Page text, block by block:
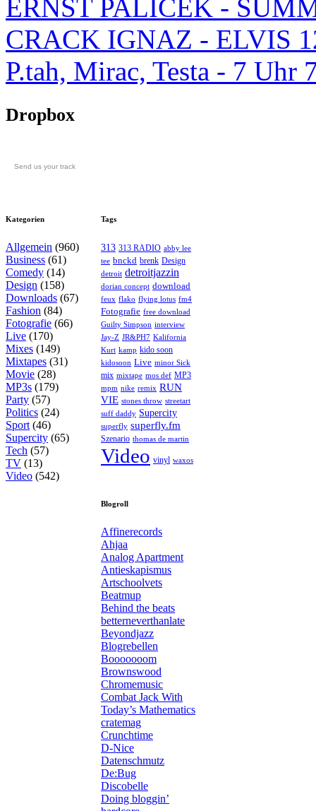
ERNST PALICEK -
CRACK IGNAZ - ELVIS
P.tah, Mirac, Testa - 7
Dropbox
Send us your track
Kategorien
Allgemein (960)
Business (61)
Comedy (14)
Design (158)
Downloads (67)
Fashion (84)
Fotografie (66)
Live (170)
Mixes (149)
Mixtapes (31)
Movie (28)
MP3s (179)
Party (57)
Politics (24)
Sport (46)
Supercity (65)
Tech (57)
TV (13)
Video (542)
Tags
313 313 RADIO abby lee
tee bnckd brenk Design
detroit detroitjazzin
dorian concept download
feux flako flying lotus fm4
Fotografie free download
Guilty Simpson interview
Jay-Z JR&PH7 Kalifornia
Kurt kamp kido soon
kidosoon Live minor Sick
mix mixtape mos def MP3
mpm nike remix RUN
VIE stones throw streetart
suff daddy Supercity
superfly superfly.fm
Szenario thomas de martin
Video vinyl waxos
Blogroll
Affinerecords
Ahjaa
Analog Apartment
Antieskapismus
Artschoolvets
Beatmup
Behind the beats
betterneverthanlate
Beyondjazz
Blogrebellen
Booooooom
Brownswood
Chromemusic
Combat Jack With
Today’s Mathematics
cratemag
Crunchtime
D-Nice
Datenschmutz
De:Bug
Discobelle
Doing bloggin’